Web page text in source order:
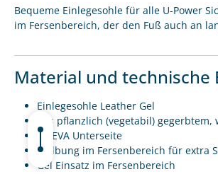
Bequeme Einlegesohle für alle U-Power
im Fersenbereich, der den Fuß auch an
Material und technische
Einlegesohle Leather Gel
aus pflanzlich (vegetabil)
PE/EVA Unterseite
Wölbung im Fersenbereich für extra
Gel Einsatz im Fersenbereich